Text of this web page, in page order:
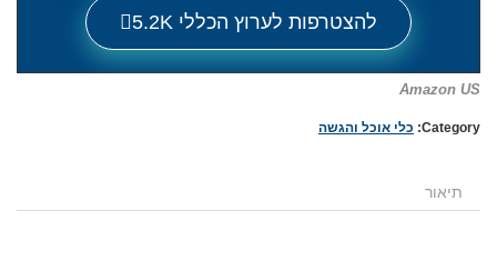
להצטרפות לערוץ הכללי 5.2K
Amazon US
Category: כלי אוכל והגשה
תיאור